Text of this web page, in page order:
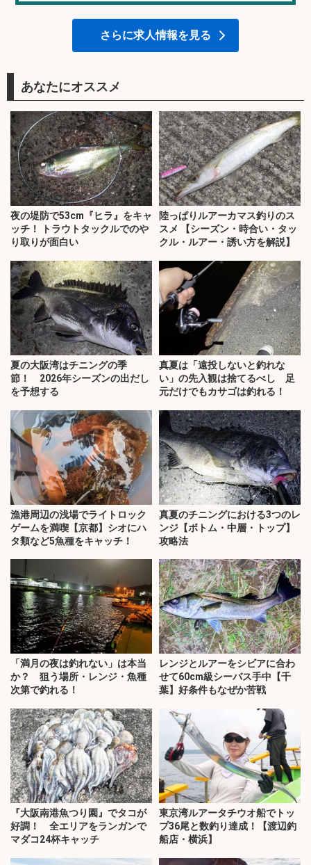
さらに求人情報を見る
あなたにオススメ
夜の堤防で53cm『ヒラ』をキャ
ッチ！ トラウトタックルでのや
り取りが面白い
陸っぱりルアーカマス釣りのス
スメ 【シーズン・時合い・タッ
クル・ルアー・誘い方を解説】
夏の大阪湾はチニングの季
節！ 2026年シーズンの出だし
を予想する
真夏は「遠投しないと釣れな
い」の先入観は捨てるべし 足
元だけでもカサゴは釣れる！
漁港周辺の浅場でライトロック
ゲームを満喫【京都】シオにハ
タ類など5魚種をキャッチ！
真夏のチニングにおける3つのレ
ンジ【ボトム・中層・トップ】
攻略法
「満月の夜は釣れない」は本当
か？ 狙う場所・レンジ・魚種
次第で釣れる！
レンジとルアーをシビアに合わ
せて60cm級シーバス手中【千
葉】好条件もなぜか苦戦
『大阪南港魚つり園』でタコが
好調！ 全エリアをランガンで
マダコ24杯キャッチ
東京湾ルアータチウオ船でトッ
プ36尾と数釣り達成！【渡辺釣
船店・横浜】